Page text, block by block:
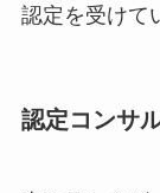
認定を受けて
認定コンサ